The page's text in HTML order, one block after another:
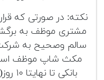
نکته: در صورتی که
مشتری موظف به
سالم وصحیح به
مکث شاپ موظف